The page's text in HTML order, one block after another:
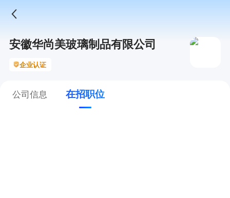
安徽华尚美玻璃制品有限公司
企业认证
公司信息 在招职位